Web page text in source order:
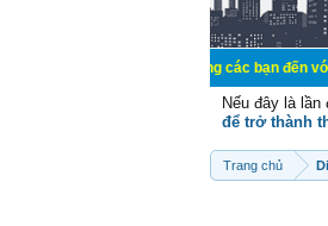
Chào mừng các bạn đến với Diễn đàn
Nếu đây là
để trở thành
Trang chủ